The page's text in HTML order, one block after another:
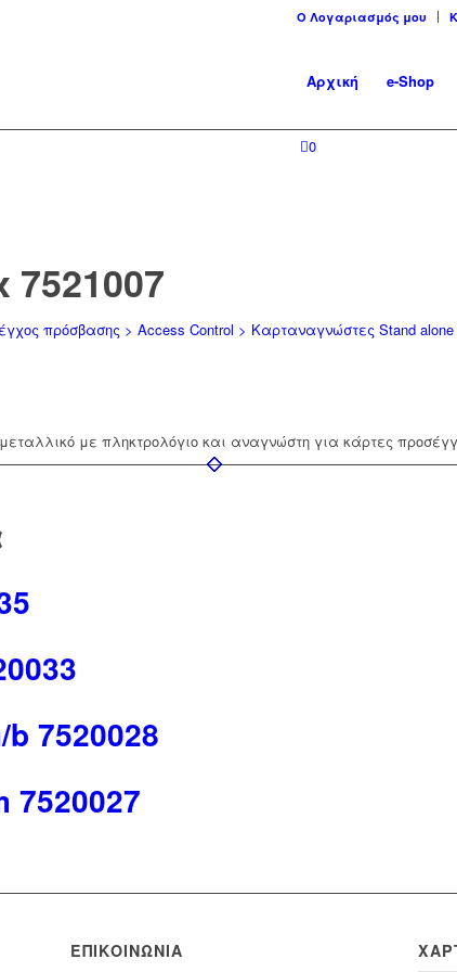
Ο Λογαριασμός μου
Αρχική e-Shop
0
πρόσβασης > Access Control > Καρταναγνώστες Stand alone
με πληκτρολόγιο και αναγνώστη για κάρτες
7520028
7520027
ΕΠΙΚΟΙΝΩΝΊΑ